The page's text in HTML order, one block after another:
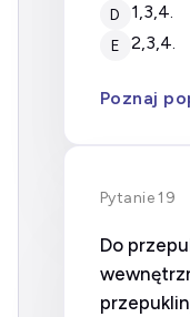
D 1,3,4.
E 2,3,4.
Poznaj
Pytanie 19
Do